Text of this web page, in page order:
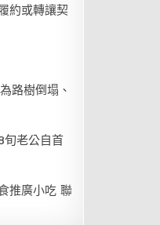
約或轉讓契
路樹倒塌、
老公自首
推廣小吃 聯